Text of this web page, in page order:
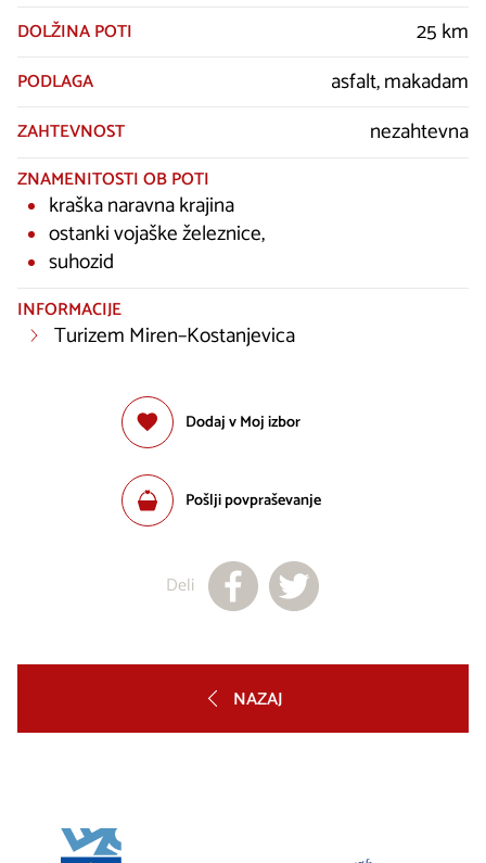
DOLŽINA POTI 25 km
PODLAGA asfalt, makadam
ZAHTEVNOST nezahtevna
ZNAMENITOSTI OB POTI
kraška naravna krajina
ostanki vojaške železnice,
suhozid
INFORMACIJE
Turizem Miren–Kostanjevica
Dodaj v Moj izbor
Pošlji povpraševanje
Deli
NAZAJ